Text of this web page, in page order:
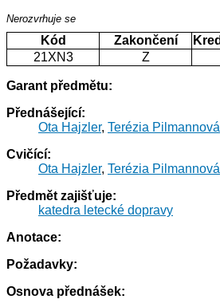
Nerozvrhuje se
Kód Zakončení
21XN3
Z
Garant předmětu:
Přednášející:
Ota Hajzler, Terézia Pilmannová
Cvičící:
Ota Hajzler, Terézia Pilmannová
Předmět zajišťuje:
katedra letecké dopravy
Anotace:
Požadavky:
Osnova přednášek: